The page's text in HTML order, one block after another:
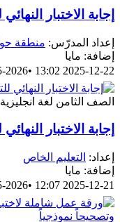
إجابة الاختبار
إعداد المدرّس: منطقة
إضافة: مايا
2025-12-22 13:02
•
2026
الصف الثامن لغة انجليزية
إجابة الاختبار
إعداد: التعليم الخاص
إضافة: مايا
2025-12-21 12:07
•
2026